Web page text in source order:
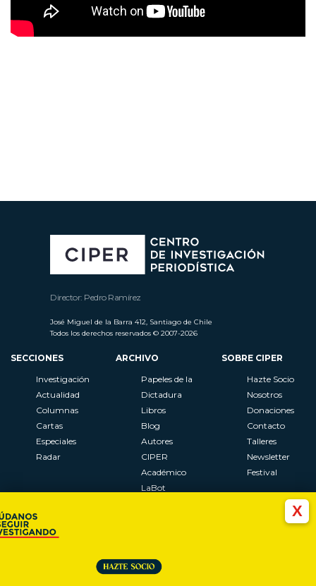
X
Director: Pedro Ramírez
José Miguel de la Barra 412, Santiago de Chile
Todos los derechos reservados © 2007-2026
SECCIONES
Investigación
Actualidad
Columnas
Cartas
Especiales
Radar
ARCHIVO
Papeles de la
Dictadura
Libros
Blog
Autores
CIPER
Académico
LaBot
SOBRE CIPER
Hazte Socio
Nosotros
Donaciones
Contacto
Talleres
Newsletter
Festival